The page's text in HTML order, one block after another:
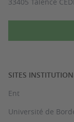
SITES
Ent
Université de